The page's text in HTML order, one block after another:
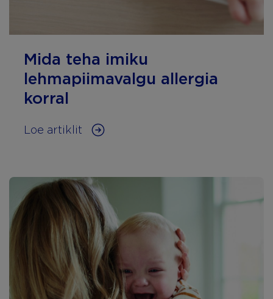
Mida teha imiku
lehmapiimavalgu allergia
korral
Loe artiklit